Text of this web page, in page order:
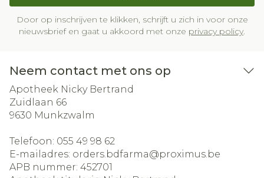
Door op inschrijven te klikken, schrijft u zich in voor onze
nieuwsbrief en gaat u akkoord met onze privacy policy.
Neem contact met ons op
Apotheek Nicky Bertrand
Zuidlaan 66
9630 Munkzwalm
Telefoon: 055 49 98 62
E-mailadres: orders.bdfarma@proximus.be
APB nummer: 452701